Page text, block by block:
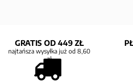
GRATIS OD 449 ZŁ
najtańsza wysyłka już od 8,60
zł